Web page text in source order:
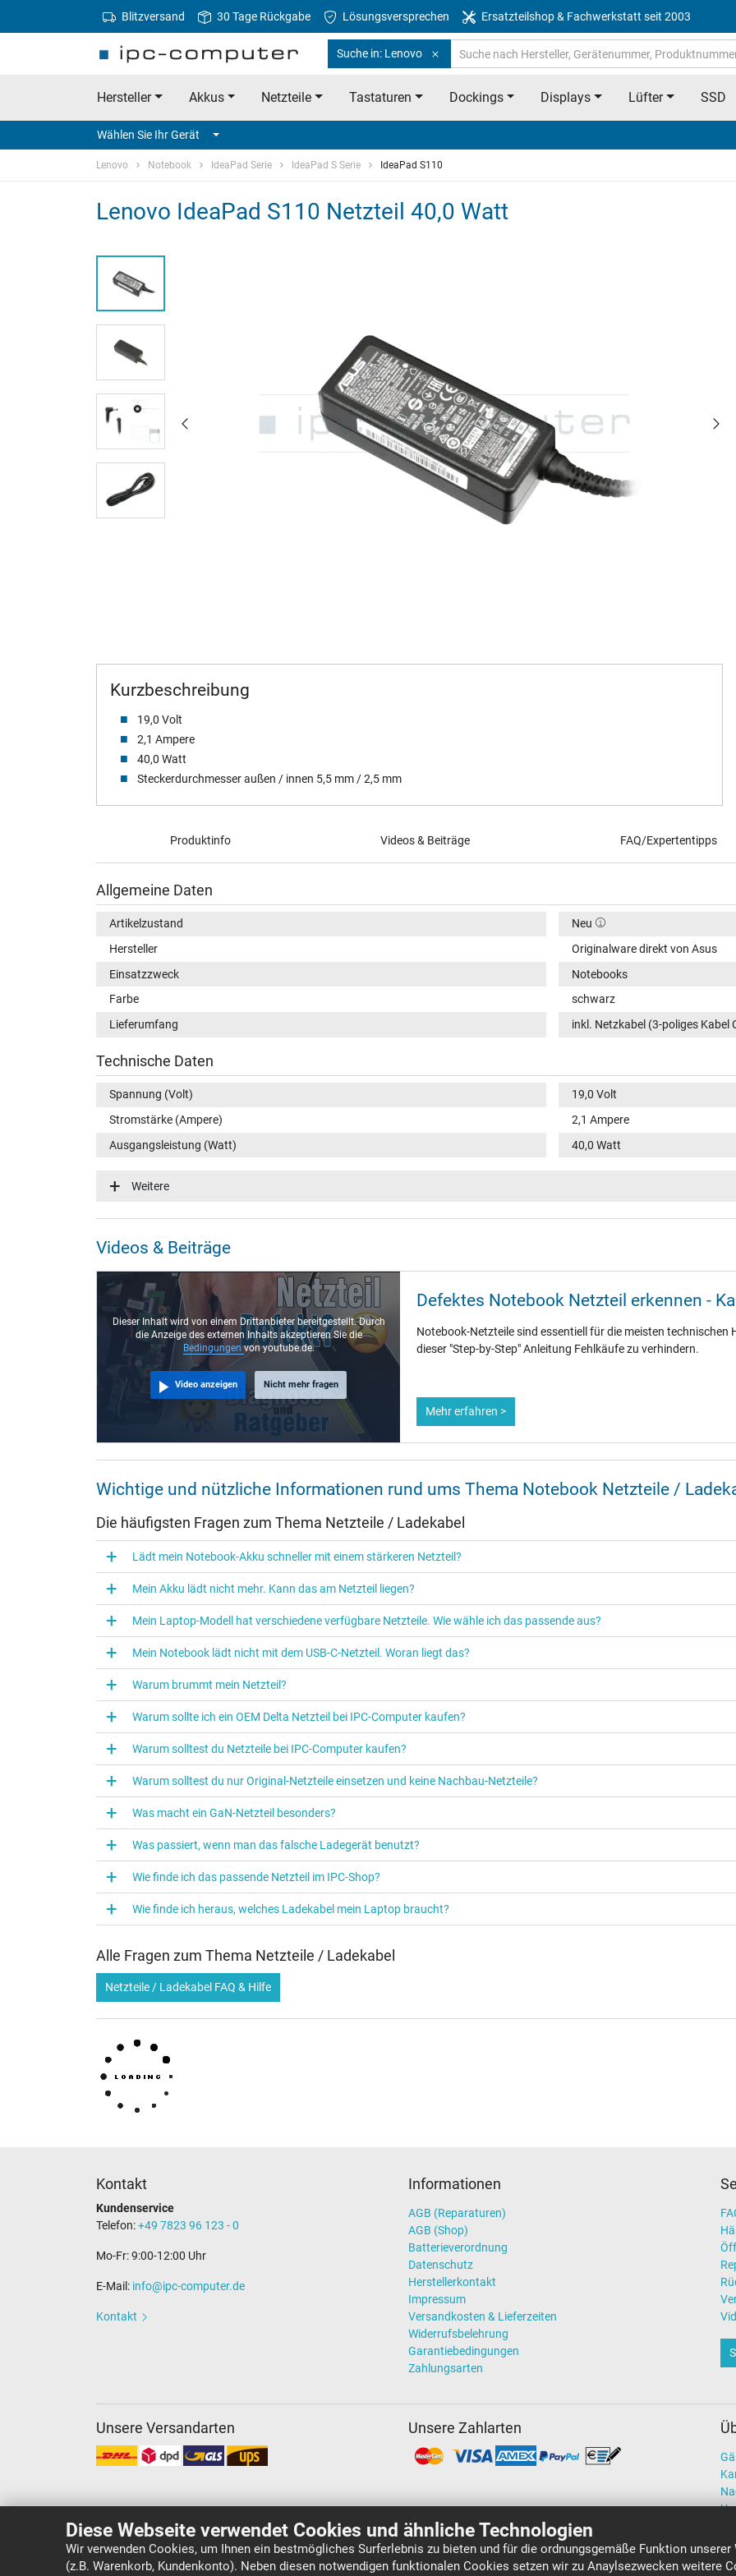
Diese Webseite verwendet Cookies und ähnliche Technologien
Wir verwenden Cookies, um Ihnen ein bestmögliches Surferlebnis zu bieten und für die ordnungsgemäße Funktion unserer
(z.B. Warenkorb, Kundenkonto). Neben diesen notwendigen funktionalen Cookies setzen wir zu Anaylsezwecken weitere
Blitzversand 30 Tage Rückgabe Lösungsversprechen Ersatzteilshop & Fachwerkstatt seit 2003
Suche in: Lenovo
Hersteller Akkus Netzteile Tastaturen Dockings Displays Lüfter SSD
Wählen Sie Ihr Gerät
Lenovo Notebook IdeaPad Serie IdeaPad S Serie IdeaPad S110
Lenovo IdeaPad S110 Netzteil 40,0 Watt
Kurzbeschreibung
19,0 Volt
2,1 Ampere
40,0 Watt
Steckerdurchmesser außen / innen 5,5 mm / 2,5 mm
Produktinfo Videos & Beiträge FAQ/Expertentipps
Allgemeine Daten
Artikelzustand
Neu
Hersteller
Originalware direkt von Asus
Einsatzzweck
Notebooks
Farbe
schwarz
Lieferumfang
inkl. Netzkabel (3-poliges Kabel
Technische Daten
Spannung (Volt)
19,0 Volt
Stromstärke (Ampere)
2,1 Ampere
Ausgangsleistung (Watt)
40,0 Watt
Energieeffizienz
Steckerlänge (mm)
Steckerdurchmesser außen / innen
Stift im Stecker
Länge Anschlusskabel (m) (ca.)
Prüfsiegel
TÜV Argentina Certificado
TÜV Geprüfte Sicherheit
UL Listed
Ukraine Safety
Kategorisierung
Kategorie
Netzteil
Verwendung
Notebook / Laptop
Weitere
Videos & Beiträge
Dieser Inhalt wird von einem Drittanbieter bereitgestellt. Durch
die Anzeige des externen Inhalts akzeptieren Sie die
Bedingungenvon youtube.de.
Video anzeigen Nicht mehr fragen
Defektes Notebook Netzteil erkennen -
Notebook-Netzteile sind essentiell für die meisten
dieser "Step-by-Step" Anleitung Fehlkäufe zu verhindern.
Mehr erfahren >
Wichtige und nützliche Informationen rund ums Thema Notebook Netzteile /
Die häufigsten Fragen zum Thema Netzteile / Ladekabel
Lädt mein Notebook-Akku schneller mit einem stärkeren Netzteil?
Mein Akku lädt nicht mehr. Kann das am Netzteil liegen?
Mein Laptop-Modell hat verschiedene verfügbare Netzteile. Wie wähle ich das passende aus?
Mein Notebook lädt nicht mit dem USB-C-Netzteil. Woran liegt das?
Warum brummt mein Netzteil?
Warum sollte ich ein OEM Delta Netzteil bei IPC‑Computer kaufen?
Warum solltest du Netzteile bei IPC‑Computer kaufen?
Warum solltest du nur Original-Netzteile einsetzen und keine Nachbau-Netzteile?
Was macht ein GaN-Netzteil besonders?
Was passiert, wenn man das falsche Ladegerät benutzt?
Wie finde ich das passende Netzteil im IPC-Shop?
Wie finde ich heraus, welches Ladekabel mein Laptop braucht?
Alle Fragen zum Thema Netzteile / Ladekabel
Netzteile / Ladekabel FAQ & Hilfe
Kontakt
Kundenservice
Telefon:+49 7823 96 123 - 0
Mo-Fr: 9:00-12:00 Uhr
E-Mail: info@ipc-computer.de
Kontakt
Informationen
AGB (Reparaturen)
AGB (Shop)
Batterieverordnung
Datenschutz
Herstellerkontakt
Impressum
Versandkosten & Lieferzeiten
Widerrufsbelehrung
Garantiebedingungen
Zahlungsarten
Unsere Versandarten Unsere Zahlarten
Copyright ©IPC-Computer Deutschland GmbH